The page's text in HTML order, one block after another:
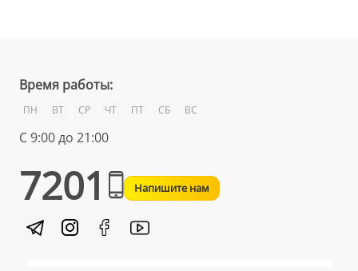
Время работы:
ПН ВТ СР ЧТ ПТ СБ ВС
С 9:00 до 21:00
7201 Напишите нам